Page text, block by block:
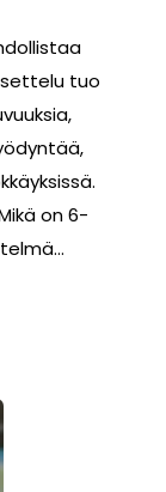
tuo
on 6-